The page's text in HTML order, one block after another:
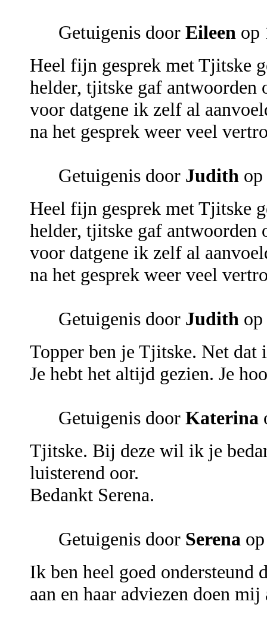
Getuigenis door Eileen op
Heel fijn gesprek met Tjitske
helder, tjitske gaf antwoorden
voor datgene ik zelf al
na het gesprek weer veel
Getuigenis door Judith
Heel fijn gesprek met Tjitske
helder, tjitske gaf antwoorden
voor datgene ik zelf al
na het gesprek weer veel
Getuigenis door Judith
Topper ben je Tjitske. Net dat
Je hebt het altijd gezien. Je
Getuigenis door Katerina
Tjitske. Bij deze wil ik je
luisterend oor.
Bedankt Serena.
Getuigenis door Serena
Ik ben heel goed
aan en haar adviezen doen